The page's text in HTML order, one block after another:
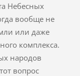
Небесных
вообще не
или даже
комплекса.
народов
вопрос